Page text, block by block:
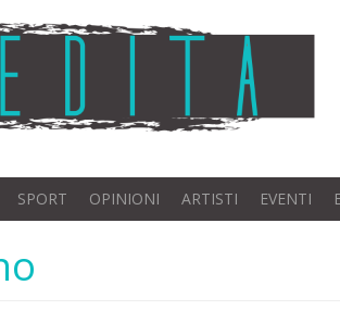
SPORT OPINIONI ARTISTI EVENTI